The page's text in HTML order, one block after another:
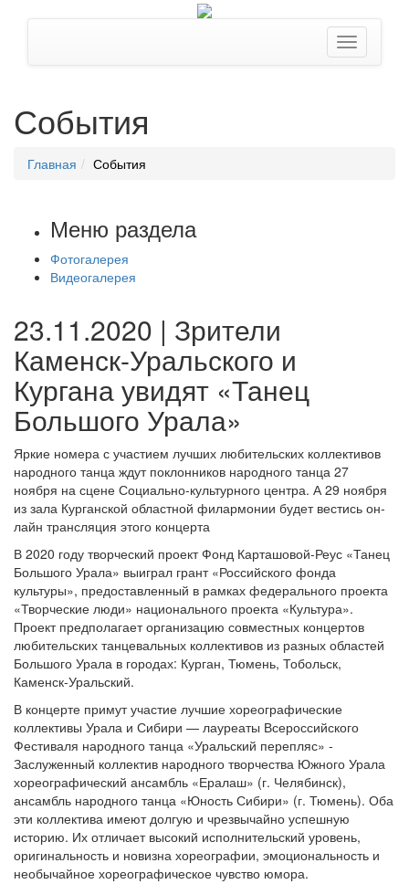
События
Главная События
Меню раздела
Фотогалерея
Видеогалерея
23.11.2020 | Зрители
Каменск-Уральского и
Кургана увидят «Танец
Большого Урала»
Яркие номера с участием лучших любительских коллективов
народного танца ждут поклонников народного танца 27
ноября на сцене Социально-культурного центра. А 29 ноября
из зала Курганской областной филармонии будет вестись он-
лайн трансляция этого концерта
В 2020 году творческий проект Фонд Карташовой-Реус «Танец
Большого Урала» выиграл грант «Российского фонда
культуры», предоставленный в рамках федерального проекта
«Творческие люди» национального проекта «Культура».
Проект предполагает организацию совместных концертов
любительских танцевальных коллективов из разных областей
Большого Урала в городах: Курган, Тюмень, Тобольск,
Каменск-Уральский.
В концерте примут участие лучшие хореографические
коллективы Урала и Сибири — лауреаты Всероссийского
Фестиваля народного танца «Уральский перепляс» -
Заслуженный коллектив народного творчества Южного Урала
хореографический ансамбль «Ералаш» (г. Челябинск),
ансамбль народного танца «Юность Сибири» (г. Тюмень). Оба
эти коллектива имеют долгую и чрезвычайно успешную
историю. Их отличает высокий исполнительский уровень,
оригинальность и новизна хореографии, эмоциональность и
необычайное хореографическое чувство юмора.